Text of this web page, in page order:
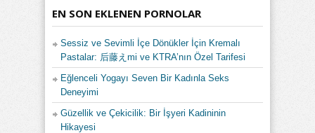
EN SON EKLENEN PORNOLAR
Sessiz ve Sevimli İçe Dönükler İçin Kremalı
Pastalar: 后藤えmi ve KTRA’nın Özel Tarifesi
Eğlenceli Yogayı Seven Bir Kadınla Seks
Deneyimi
Güzellik ve Çekicilik: Bir İşyeri Kadininin
Hikayesi